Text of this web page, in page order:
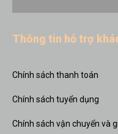
Thông tin hỗ trợ
Chính sách thanh toán
Chính sách tuyển dụng
Chính sách vận chuyển và